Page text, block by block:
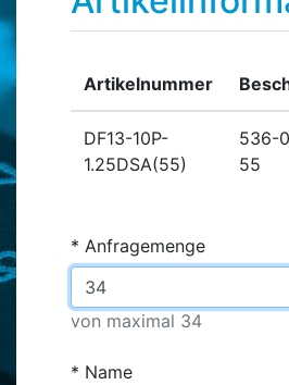
Artikelnummer
DF13-10P-
1.25DSA(55)
536-
55
Anfragemenge
von maximal 34
Name